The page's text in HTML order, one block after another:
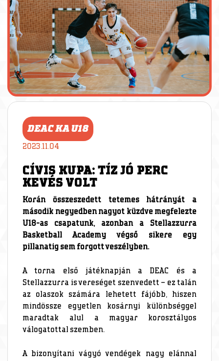
DEAC KA U18
2023.11.04
CÍVIS KUPA: TÍZ JÓ PERC
KEVÉS VOLT
Korán összeszedett tetemes hátrányát a
második negyedben nagyot küzdve megfelezte
U18-as csapatunk, azonban a Stellazzurra
Basketball Academy végső sikere egy
pillanatig sem forgott veszélyben.
A torna első játéknapján a DEAC és a
Stellazzurra is vereséget szenvedett – ez talán
az olaszok számára lehetett fájóbb, hiszen
mindössze egyetlen kosárnyi különbséggel
maradtak alul a magyar korosztályos
válogatottal szemben.
A bizonyítani vágyó vendégek nagy elánnal